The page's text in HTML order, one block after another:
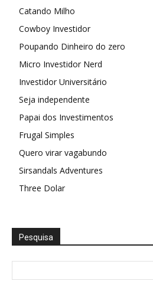
Catando Milho
Cowboy Investidor
Poupando Dinheiro do zero
Micro Investidor Nerd
Investidor Universitário
Seja independente
Papai dos Investimentos
Frugal Simples
Quero virar vagabundo
Sirsandals Adventures
Three Dolar
Pesquisa